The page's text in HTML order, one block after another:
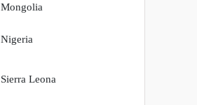
Mongolia
Nigeria
Sierra Leona